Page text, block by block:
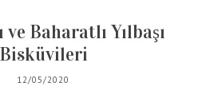
Baharatlı Yılbaşı
Bisküvileri
12/05/2020